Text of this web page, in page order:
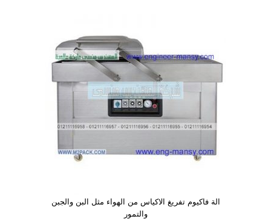
الة فاكيوم تفريغ الاكياس من الهواء مثل البن والجبن
والتمور